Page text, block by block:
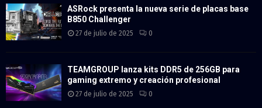
ASRock presenta la nueva serie de placas base
B850 Challenger
27 de julio de 2025 0
TEAMGROUP lanza kits DDR5 de 256GB para
gaming extremo y creación profesional
27 de julio de 2025 0